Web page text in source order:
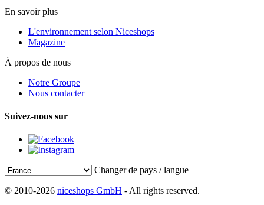
En savoir plus
L'environnement selon Niceshops
Magazine
À propos de nous
Notre Groupe
Nous contacter
Suivez-nous sur
Changer de pays / langue
© 2010-2026 niceshops GmbH - All rights reserved.